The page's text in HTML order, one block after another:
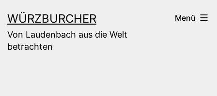
Inhalt
springen
WÜRZBURCHER
Von Laudenbach aus die Welt
betrachten
Menü